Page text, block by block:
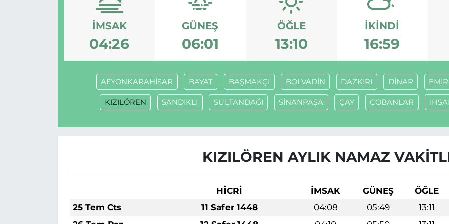
İMSAK
04:26
GÜNEŞ
06:01
ÖĞLE
13:10
İKINDI
16:59
AFYONKARAHİSAR BAYAT BAŞMAKÇI BOLVADİN DAZKIRI DİNAR
KIZILÖREN SANDIKLI SULTANDAĞI SİNANPAŞA ÇAY ÇOBANLAR
KIZILÖREN AYLIK NAMAZ
HİCRİ İMSAK GÜNEŞ
ÖĞLE
25 Tem Cts
11 Safer 1448 04:08 05:49
13:11
Gizlilik Sözleşmesi
Topluluk Kuralları